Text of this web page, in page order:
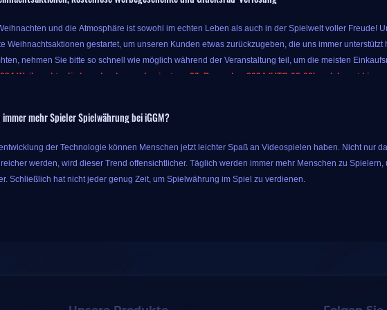
und die Atmosphäre ist sowohl im echten Leben als auch in der Spielwelt voller Freude!
Weihnachtsaktionen gestartet, um unseren Kunden etwas zurückzugeben, die uns immer
nehmen Sie bitte so schnell wie möglich während der Veranstaltung teil, um die meisten
Weihnachtsglücksradverlosung beginnt am 23. Dezember 2024 (UTC-08:00) und dauert bis
Sie mit nur dem ursprünglichen Geld mehr Spielprodukte erhalten können, also warum nicht?
mehr Spieler Spielwährung bei iGGM?
der Technologie können Menschen jetzt leichter Spaß an Videospielen haben. Nicht nur
werden, wird dieser Trend offensichtlicher. Täglich werden immer mehr Menschen zu
Schließlich hat nicht jeder genug Zeit, um Spielwährung im Spiel zu verdienen.